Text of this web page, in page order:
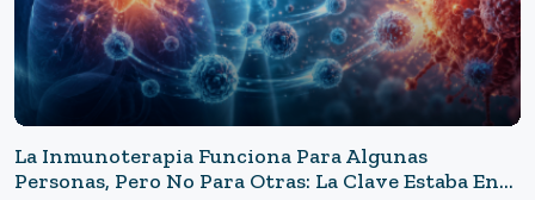
La Inmunoterapia Funciona Para Algunas
Personas, Pero No Para Otras: La Clave Estaba En